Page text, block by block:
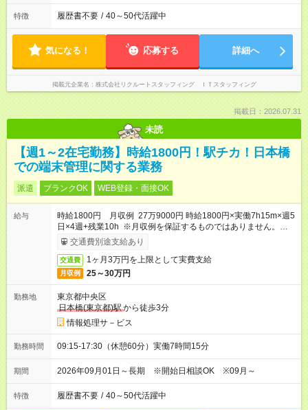
特徴 履歴書不要 / 40～50代活躍中
気になる！ 応募する 詳細へ
掲載元企業名 株式会社リクルートスタッフィング ＩＴスタッフィング
掲載日：2026.07.31
未読
【週1～2在宅勤務】時給1800円！駅チカ！日本橋
での端末管理に関する業務
派遣 ブランクOK WEB登録・面接OK
給与
時給1800円 月収例 27万9000円 時給1800円×実働7h15m×週5
日×4週+残業10h ※月収例を保証するものではありません。※給
与即受取りサービス利用可（利用条件有）
交通費別途支給あり
交通費 1ヶ月3万円を上限として実費支給
月収例 25～30万円
勤務地
東京都中央区
日本橋(東京都)駅から徒歩3分
情報処理サ－ビス
勤務時間 09:15-17:30（休憩60分）実働7時間15分
期間 2026年09月01日～長期 ※開始日相談OK ※09月～
特徴 履歴書不要 / 40～50代活躍中